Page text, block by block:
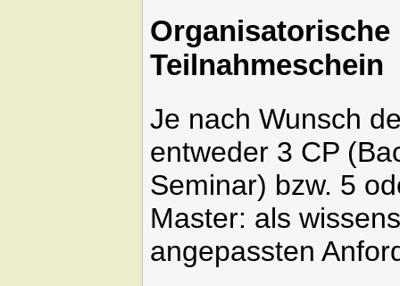
Organisatorische
Teilnahmeschein
Je nach Wunsch
entweder 3 CP
Seminar) bzw. 5
Master: als
angepassten